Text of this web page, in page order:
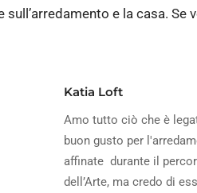
sull’arredamento e la casa.
Katia Loft
Amo tutto ciò che è
buon gusto per
affinate durante il
dell’Arte, ma credo di